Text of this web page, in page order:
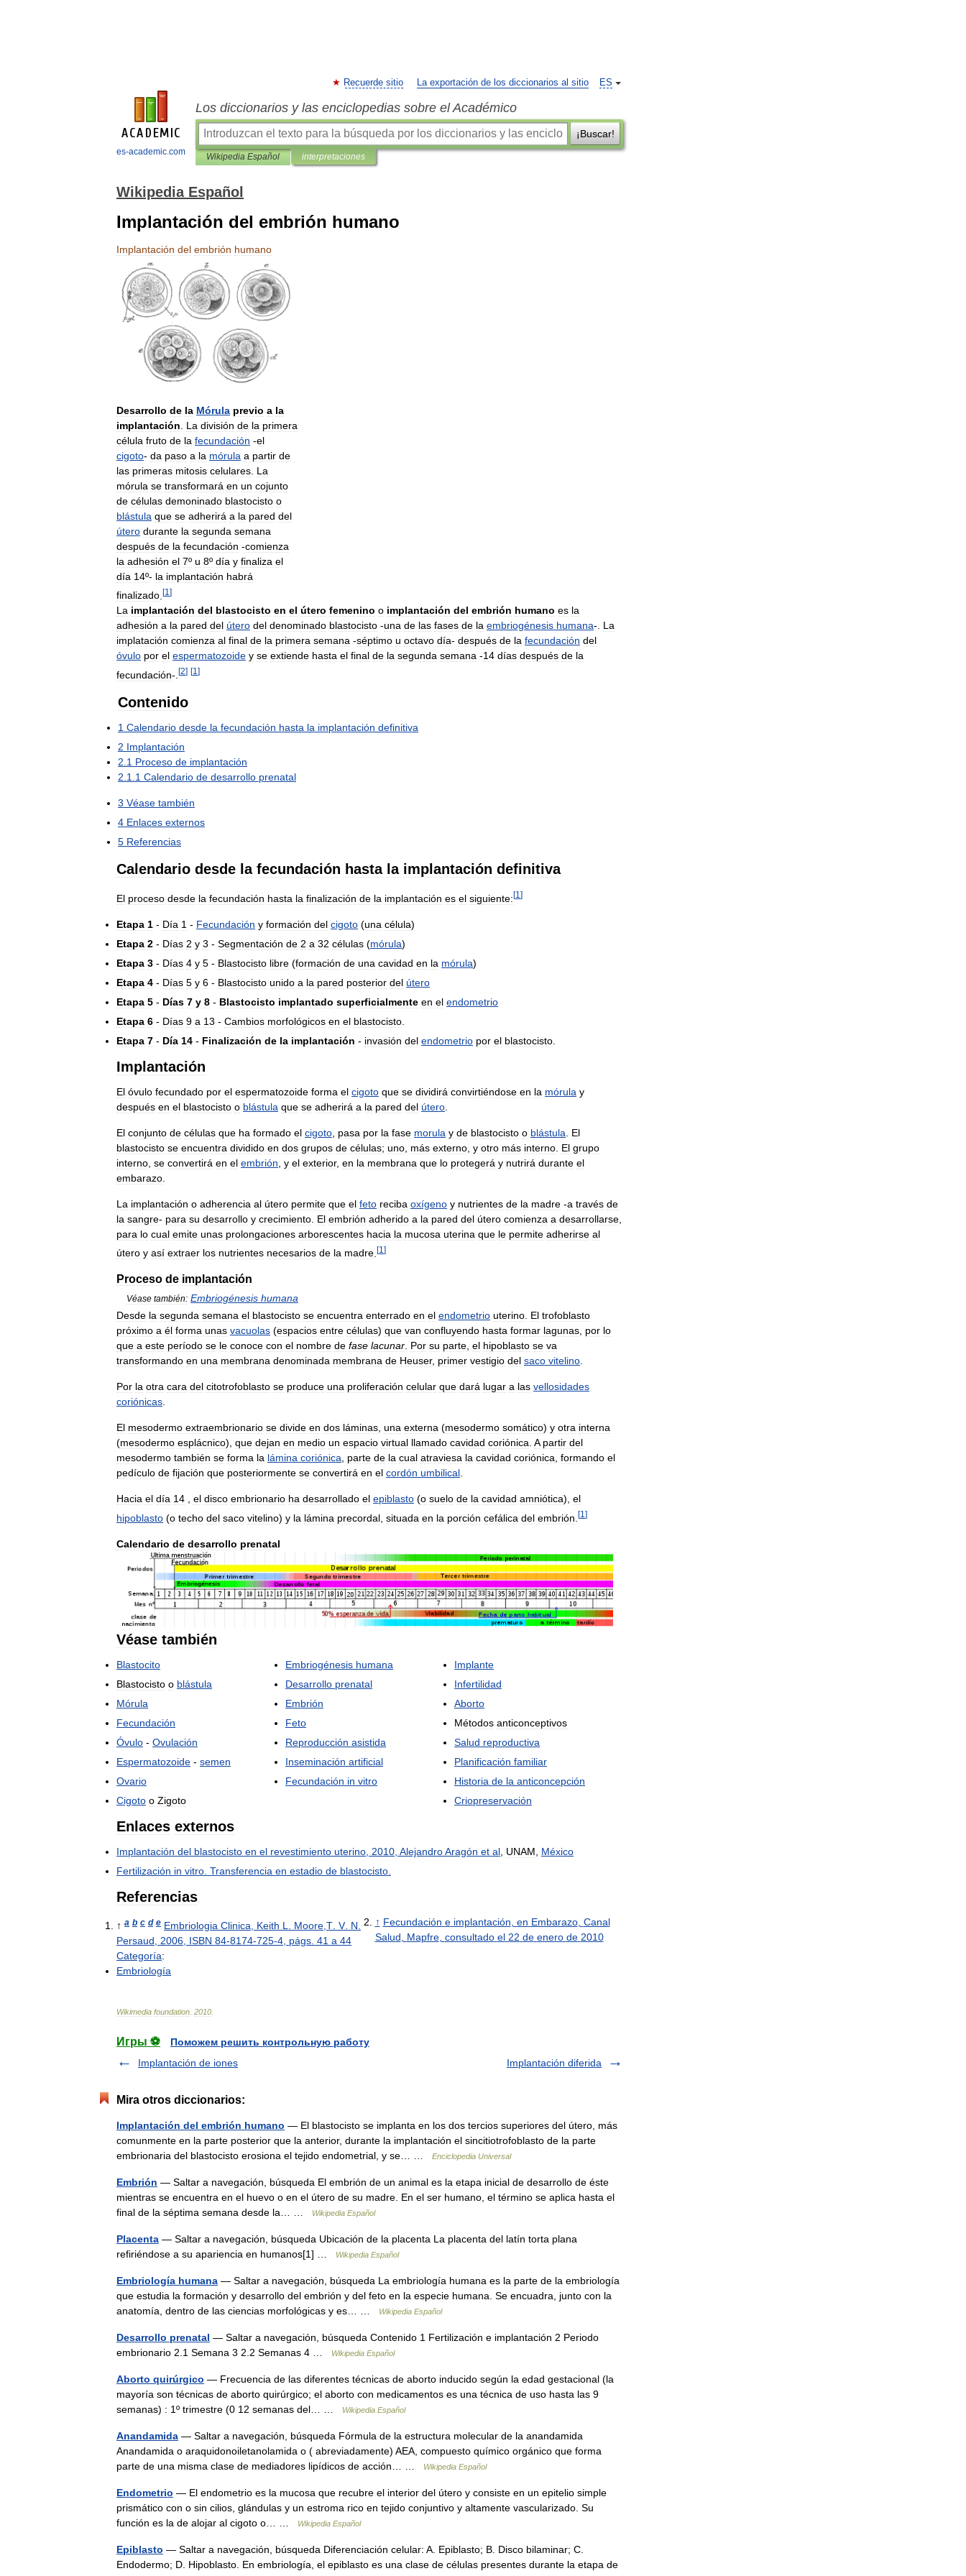
es-academic.com
ES
Recuerde sitio La exportación de los diccionarios al sitio
Los diccionarios y las enciclopedias sobre el Académico
¡Buscar!
Wikipedia Español interpretaciones
Wikipedia Español
Implantación del embrión humano
Implantación del embrión humano
Desarrollo de la Mórula previo a la
implantación
La división de la primera
célula fruto de la fecundación -el
cigoto- da paso a la mórula a partir de
las primeras mitosis celulares La
mórula se transformará en un cojunto
de células demoninado blastocisto o
blástula que se adherirá a la pared del
útero durante la segunda semana
después de la fecundación -comienza
la adhesión el 7º u 8º día y finaliza el
día 14º- la implantación habrá
finalizado [1 ]
La implantación del blastocisto en el útero femenino o implantación del embrión humano es la
adhesión a la pared del útero del denominado blastocisto -una de las fases de la embriogénesis humana-. La
implatación comienza al final de la primera semana -séptimo u octavo día- después de la fecundación del
óvulo por el espermatozoide y se extiende hasta el final de la segunda semana -14 días después de la
fecundación-. [2] [1 ]
Contenido
1 Calendario desde la fecundación hasta la implantación definitiva
2 Implantación
2 1 Proceso de implantación
2 1 1 Calendario de desarrollo prenatal
3 Véase también
4 Enlaces externos
5 Referencias
Calendario desde la fecundación hasta la implantación definitiva
El proceso desde la fecundación hasta la finalización de la implantación es el siguiente: [1 ]
Etapa 1 - Día 1 - Fecundación y formación del cigoto (una célula)
Etapa 2 - Días 2 y 3 - Segmentación de 2 a 32 células (mórula)
Etapa 3 - Días 4 y 5 - Blastocisto libre (formación de una cavidad en la mórula)
Etapa 4 - Días 5 y 6 - Blastocisto unido a la pared posterior del útero
Etapa 5 - Días 7 y 8 - Blastocisto implantado superficialmente en el endometrio
Etapa 6 - Días 9 a 13 - Cambios morfológicos en el blastocisto
Etapa 7 - Día 14 - Finalización de la implantación - invasión del endometrio por el blastocisto
Implantación
El óvulo fecundado por el espermatozoide forma el cigoto que se dividirá convirtiéndose en la mórula y
después en el blastocisto o blástula que se adherirá a la pared del útero
El conjunto de células que ha formado el cigoto pasa por la fase morula y de blastocisto o blástula
El
blastocisto se encuentra dividido en dos grupos de células; uno más externo y otro más interno El grupo
interno se convertirá en el embrión y el exterior, en la membrana que lo protegerá y nutrirá durante el
embarazo
La implantación o adherencia al útero permite que el feto reciba oxígeno y nutrientes de la madre -a través de
la sangre- para su desarrollo y crecimiento El embrión adherido a la pared del útero comienza a desarrollarse
para lo cual emite unas prolongaciones arborescentes hacia la mucosa uterina que le permite adherirse al
útero y así extraer los nutrientes necesarios de la madre [1 ]
Proceso de implantación
Véase también: Embriogénesis humana
Desde la segunda semana el blastocisto se encuentra enterrado en el endometrio uterino El trofoblasto
próximo a él forma unas vacuolas (espacios entre células) que van confluyendo hasta formar lagunas por lo
que a este período se le conoce con el nombre de fase lacunar Por su parte el hipoblasto se va
transformando en una membrana denominada membrana de Heuser, primer vestigio del saco vitelino
Por la otra cara del citotrofoblasto se produce una proliferación celular que dará lugar a las vellosidades
coriónicas
El mesodermo extraembrionario se divide en dos láminas una externa (mesodermo somático) y otra interna
(mesodermo esplácnico), que dejan en medio un espacio virtual llamado cavidad coriónica A partir del
mesodermo también se forma la lámina coriónica parte de la cual atraviesa la cavidad coriónica formando el
pedículo de fijación que posteriormente se convertirá en el cordón umbilical
Hacia el día 14 el disco embrionario ha desarrollado el epiblasto (o suelo de la cavidad amniótica), el
hipoblasto (o techo del saco vitelino) y la lámina precordal situada en la porción cefálica del embrión [1 ]
Calendario de desarrollo prenatal
Véase también
Blastocito
Blastocisto o blástula
Mórula
Fecundación
Óvulo - Ovulación
Espermatozoide - semen
Ovario
Cigoto o Zigoto
Embriogénesis humana
Desarrollo prenatal
Embrión
Feto
Reproducción asistida
Inseminación artificial
Fecundación in vitro
Implante
Infertilidad
Aborto
Métodos anticonceptivos
Salud reproductiva
Planificación familiar
Historia de la anticoncepción
Criopreservación
Enlaces externos
Implantación del blastocisto en el revestimiento uterino 2010 AlejandroAragón et al UNAM
México
Fertilización in vitro Transferencia en estadio de blastocisto
Referencias
↑ a b c d e Embriologia Clinica Keith L Moore T V. N
Persaud
2006 ISBN 84-8174-725-4 págs 41 a 44
↑ Fecundación e implantación en Embarazo, Canal
Salud
Mapfre, consultado el 22 de enero de 2010
Categoría:
Embriología
Wikimedia foundation 2010
Игры ⚽
Поможем решить контрольную работу
Implantación de iones
Implantación diferida
Mira otros diccionarios:
Implantación del embrión humano — El blastocisto se implanta en los dos tercios superiores del útero, más
comunmente en la parte posterior que la anterior, durante la implantación el sincitiotrofoblasto de la parte
embrionaria del blastocisto erosiona el tejido endometrial, y se… …
Enciclopedia Universal
Embrión — Saltar a navegación, búsqueda El embrión de un animal es la etapa inicial de desarrollo de éste
mientras se encuentra en el huevo o en el útero de su madre. En el ser humano, el término se aplica hasta el
final de la séptima semana desde la… …
Wikipedia Español
Placenta — Saltar a navegación, búsqueda Ubicación de la placenta La placenta del latín torta plana
refiriéndose a su apariencia en humanos[1] …
Wikipedia Español
Embriología humana — Saltar a navegación, búsqueda La embriología humana es la parte de la embriología
que estudia la formación y desarrollo del embrión y del feto en la especie humana. Se encuadra, junto con la
anatomía, dentro de las ciencias morfológicas y es… …
Wikipedia Español
Desarrollo prenatal — Saltar a navegación, búsqueda Contenido 1 Fertilización e implantación 2 Periodo
embrionario 2.1 Semana 3 2.2 Semanas 4 …
Wikipedia Español
Aborto quirúrgico — Frecuencia de las diferentes técnicas de aborto inducido según la edad gestacional (la
mayoría son técnicas de aborto quirúrgico; el aborto con medicamentos es una técnica de uso hasta las 9
semanas) : 1º trimestre (0 12 semanas del… …
Wikipedia Español
Anandamida — Saltar a navegación, búsqueda Fórmula de la estructura molecular de la anandamida
Anandamida o araquidonoiletanolamida o ( abreviadamente) AEA, compuesto químico orgánico que forma
parte de una misma clase de mediadores lipídicos de acción… …
Wikipedia Español
Endometrio — El endometrio es la mucosa que recubre el interior del útero y consiste en un epitelio simple
prismático con o sin cilios, glándulas y un estroma rico en tejido conjuntivo y altamente vascularizado. Su
función es la de alojar al cigoto o… …
Wikipedia Español
Epiblasto — Saltar a navegación, búsqueda Diferenciación celular: A. Epiblasto; B. Disco bilaminar; C.
Endodermo; D. Hipoblasto. En embriología, el epiblasto es una clase de células presentes durante la etapa de